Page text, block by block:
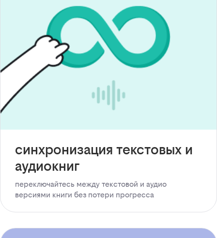
синхронизация текстовых и
аудиокниг
переключайтесь между текстовой и аудио
версиями книги без потери прогресса